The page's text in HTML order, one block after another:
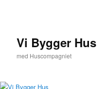
Vi Bygger Hus
med Huscompagniet